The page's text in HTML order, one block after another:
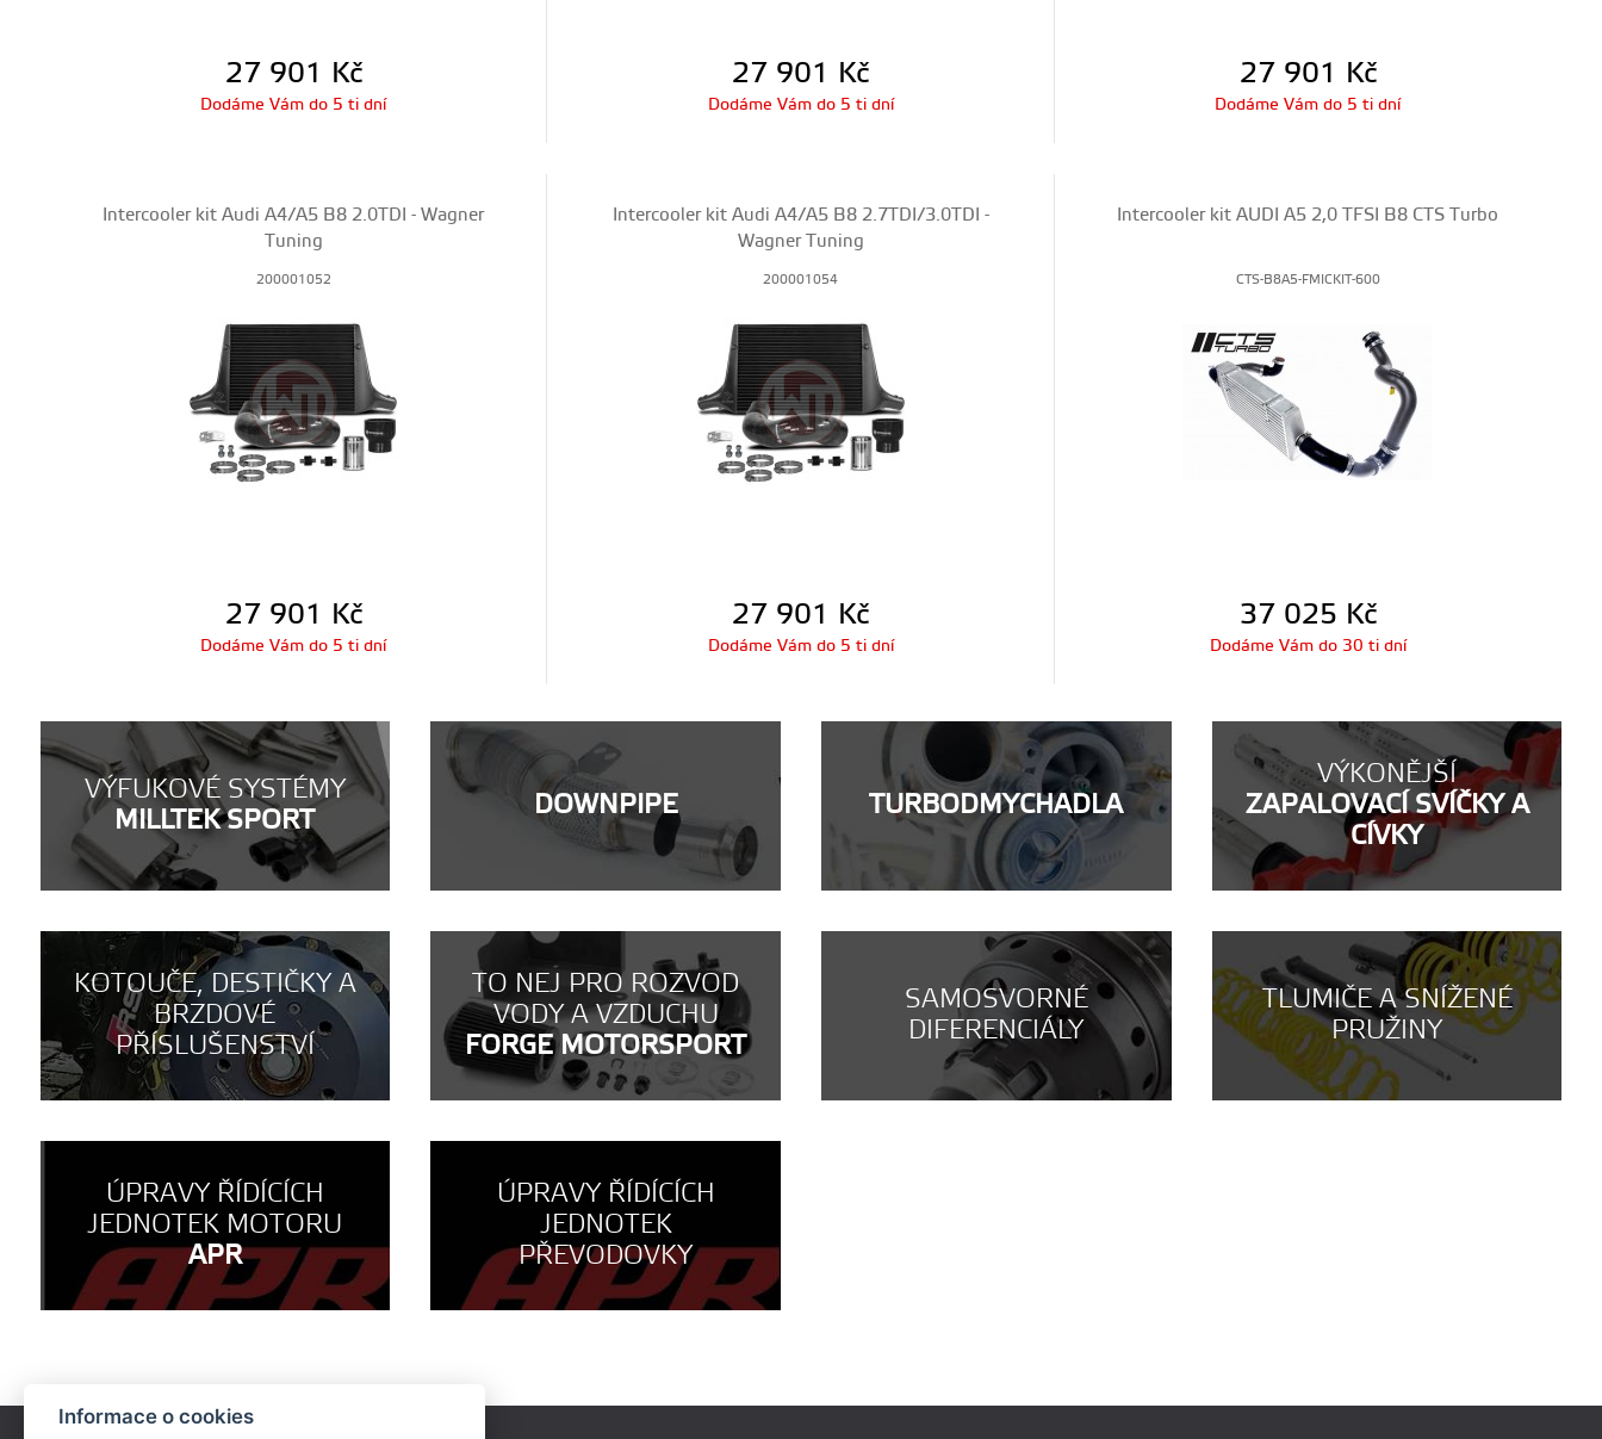
Informace o cookies
27 901 Kč
Dodáme Vám do 5 ti dní
27 901 Kč
Dodáme Vám do 5 ti dní
27 901 Kč
Dodáme Vám do 5 ti dní
Intercooler kit Audi A4/A5 B8 2.0TDI - Wagner
Tuning
200001052
27 901 Kč
Dodáme Vám do 5 ti dní
Intercooler kit Audi A4/A5 B8 2.7TDI/3.0TDI -
Wagner Tuning
200001054
27 901 Kč
Dodáme Vám do 5 ti dní
Intercooler kit AUDI A5 2,0 TFSI B8 CTS Turbo
CTS-B8A5-FMICKIT-600
37 025 Kč
Dodáme Vám do 30 ti dní
VÝFUKOVÉ SYSTÉMY
MILLTEK SPORT
DOWNPIPE TURBODMYCHADLA
VÝKONĚJŠÍ
ZAPALOVACÍ SVÍČKY A
CÍVKY
KOTOUČE, DESTIČKY A
BRZDOVÉ
PŘÍSLUŠENSTVÍ
TO NEJ PRO ROZVOD
VODY A VZDUCHU
FORGE MOTORSPORT
SAMOSVORNÉ
DIFERENCIÁLY
TLUMIČE A SNÍŽENÉ
PRUŽINY
ÚPRAVY ŘÍDÍCÍCH
JEDNOTEK MOTORU
APR
ÚPRAVY ŘÍDÍCÍCH
JEDNOTEK
PŘEVODOVKY